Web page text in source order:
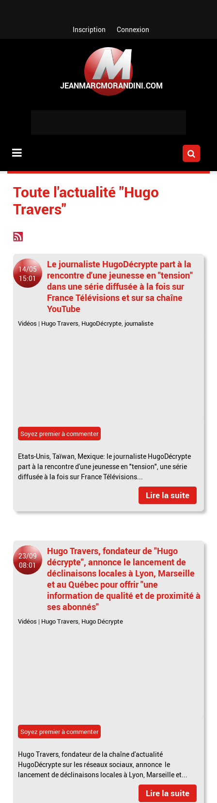
Inscription Connexion
Toute l'actualité "Hugo
Travers"
14/05
15:01
Le journaliste HugoDécrypte part à la
rencontre d'une jeunesse en "tension"
dans une série diffusée à la fois sur
France Télévisions et sur sa chaîne
YouTube
Vidéos | Hugo Travers, HugoDécrypte, journaliste
Soyez premier à commenter
Etats-Unis, Taïwan, Mexique: le journaliste HugoDécrypte
part à la rencontre d'une jeunesse en "tension", une série
diffusée à la fois sur France Télévisions...
Lire la suite
23/09
08:01
Hugo Travers, fondateur de "Hugo
décrypte", annonce le lancement de
déclinaisons locales à Lyon, Marseille
et au Québec pour offrir "une
information de qualité et de proximité à
ses abonnés"
Vidéos | Hugo Travers, Hugo Décrypte
Soyez premier à commenter
Hugo Travers, fondateur de la chaîne d'actualité
HugoDécrypte sur les réseaux sociaux, annonce le
lancement de déclinaisons locales à Lyon, Marseille et...
Lire la suite